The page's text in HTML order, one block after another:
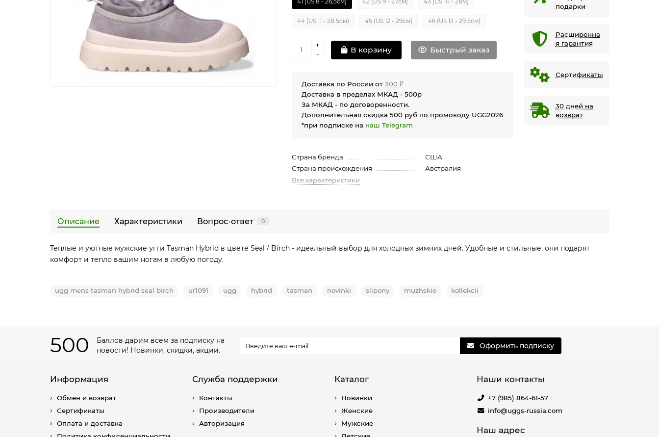
44 (US 11 - 28.5см) 45 (US 12 - 29см) 46 (US 13 - 29.5см)
В корзину Быстрый заказ
Доставка по России от300 ₽
Доставка в пределах МКАД - 500р
За МКАД - по договоренности.
Дополнительная скидка 500 руб по промокоду UGG2026
*при подписке на наш Telegram
Страна бренда
США
Страна происхождения
Австралия
Все характеристики
подарки
Расширенна
я гарантия
Сертификаты
30 дней на
возврат
Описание Характеристики Вопрос-ответ 0
Теплые и уютные мужские угги Tasman Hybrid в цвете Seal / Birch - идеальный выбор для холодных зимних дней. Удобные и стильные, они подарят
комфорт и тепло вашим ногам в любую погоду.
ugg mens tasman hybrid seal birch ur1091 ugg hybrid tasman novinki slipony muzhskie kollekcii
500
Баллов дарим всем за подписку на
новости! Новинки, скидки, акции.
Оформить подписку
Информация
Обмен и возврат
Сертификаты
Оплата и доставка
Служба поддержки
Контакты
Производители
Авторизация
Каталог
Новинки
Женские
Мужские
Наши контакты
+7 (985) 864-61-57
info@uggs-russia.com
Наш адрес